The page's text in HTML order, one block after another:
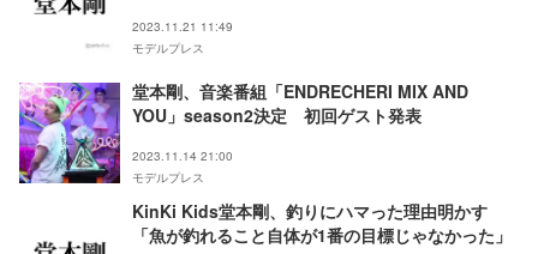
2023.11.21 11:49
モデルプレス
堂本剛、音楽番組「ENDRECHERI MIX AND
YOU」season2決定 初回ゲスト発表
2023.11.14 21:00
モデルプレス
KinKi Kids堂本剛、釣りにハマった理由明かす
「魚が釣れること自体が1番の目標じゃなかった」